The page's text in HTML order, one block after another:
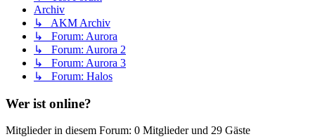
Archiv
↳ AKM Archiv
↳ Forum: Aurora
↳ Forum: Aurora 2
↳ Forum: Aurora 3
↳ Forum: Halos
Wer ist online?
Mitglieder in diesem Forum: 0 Mitglieder und 29 Gäste